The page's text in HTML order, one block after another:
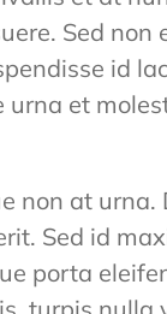
Sed
id
et
non at
Sed id
porta